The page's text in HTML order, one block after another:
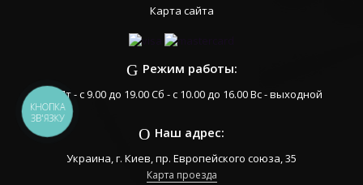
Карта сайта
Режим работы:
Пн-Пт - с 9.00 до 19.00 Сб - с 10.00 до 16.00 Вс - выходной
Наш адрес:
Украина, г. Киев, пр. Европейского союза, 35
Карта проезда
КНОПКА
ЗВ'ЯЗКУ